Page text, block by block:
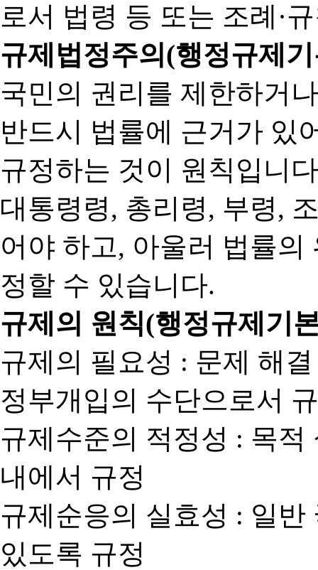
로서 법령 등 또는 조례·
규제법정주의(행정규제
국민의 권리를 제한하거
반드시 법률에 근거가 있
규정하는 것이 원칙입니
대통령령, 총리령, 부령,
어야 하고, 아울러 법률
정할 수 있습니다.
규제의 원칙(행정규제기
규제의 필요성 : 문제 해
정부개입의 수단으로서
규제수준의 적정성 : 목
내에서 규정
규제순응의 실효성 : 일
있도록 규정